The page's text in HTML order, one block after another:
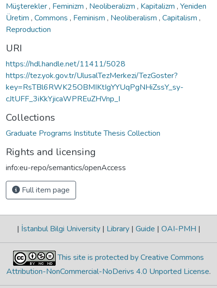
Müşterekler, Feminizm , Neoliberalizm , Kapitalizm , Yeniden
Üretim , Commons , Feminism , Neoliberalism , Capitalism ,
Reproduction
URI
https://hdl.handle.net/11411/5028
https://tez.yok.gov.tr/UlusalTezMerkezi/TezGoster?
key=RsTBl6RWK25OBMIKtIgYYUqPgNHiZssY_sy-
cJtUFF_3iKkYjicaWPREuZHVnp_I
Collections
Graduate Programs Institute Thesis Collection
Rights and licensing
info:eu-repo/semantics/openAccess
Full item page
| İstanbul Bilgi University | Library | Guide | OAI-PMH |
This site is protected by Creative Commons
Attribution-NonCommercial-NoDerivs 4.0 Unported License.